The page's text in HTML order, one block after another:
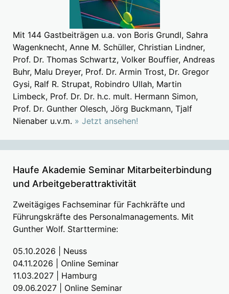
Mit 144 Gastbeiträgen u.a. von Boris Grundl, Sahra
Wagenknecht, Anne M. Schüller, Christian Lindner,
Prof. Dr. Thomas Schwartz, Volker Bouffier, Andreas
Buhr, Malu Dreyer, Prof. Dr. Armin Trost, Dr. Gregor
Gysi, Ralf R. Strupat, Robindro Ullah, Martin
Limbeck, Prof. Dr. Dr. h.c. mult. Hermann Simon,
Prof. Dr. Gunther Olesch, Jörg Buckmann, Tjalf
Nienaber u.v.m. » Jetzt ansehen!
Haufe Akademie Seminar Mitarbeiterbindung
und Arbeitgeberattraktivität
Zweitägiges Fachseminar für Fachkräfte und
Führungskräfte des Personalmanagements. Mit
Gunther Wolf. Starttermine:
05.10.2026 | Neuss
04.11.2026 | Online Seminar
11.03.2027 | Hamburg
09.06.2027 | Online Seminar